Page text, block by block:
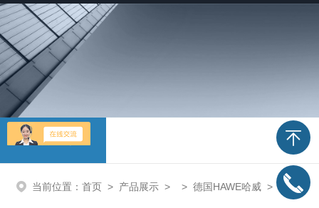
产品展示
当前位置： 首页 > 产品展示 > > 德国HAWE哈威 > NBVP 16 Z/2-GM 24德国哈威换向阀产品型号大全